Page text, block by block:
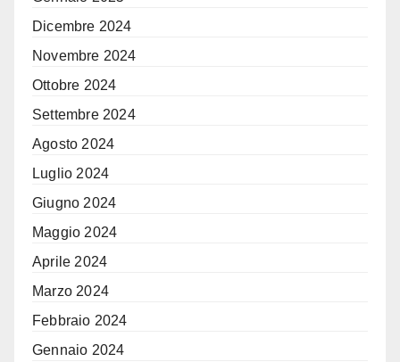
Dicembre 2024
Novembre 2024
Ottobre 2024
Settembre 2024
Agosto 2024
Luglio 2024
Giugno 2024
Maggio 2024
Aprile 2024
Marzo 2024
Febbraio 2024
Gennaio 2024